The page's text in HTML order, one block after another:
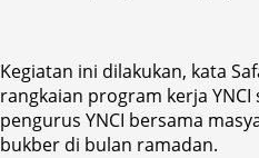
Kegiatan ini dilakukan, kata
rangkaian program kerja
pengurus YNCI bersama
bukber di bulan ramadan.